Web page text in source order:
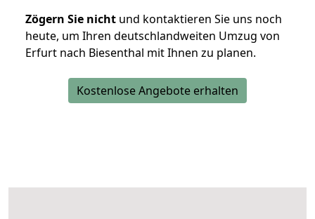
Zögern Sie nicht und kontaktieren Sie uns noch
heute, um Ihren deutschlandweiten Umzug von
Erfurt nach Biesenthal mit Ihnen zu planen.
Kostenlose Angebote erhalten